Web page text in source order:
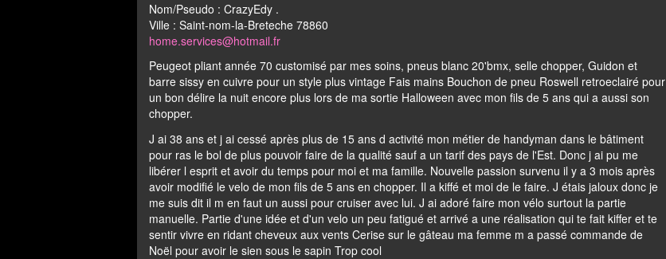
Nom/Pseudo : CrazyEdy .
Ville : Saint-nom-la-Breteche 78860
home.services@hotmail.fr
Peugeot pliant année 70 customisé par mes soins, pneus blanc 20'bmx, selle chopper, Guidon et
barre sissy en cuivre pour un style plus vintage Fais mains Bouchon de pneu Roswell retroeclairé pour
un bon délire la nuit encore plus lors de ma sortie Halloween avec mon fils de 5 ans qui a aussi son
chopper.
J ai 38 ans et j ai cessé après plus de 15 ans d activité mon métier de handyman dans le bâtiment
pour ras le bol de plus pouvoir faire de la qualité sauf a un tarif des pays de l'Est. Donc j ai pu me
libérer l esprit et avoir du temps pour moi et ma famille. Nouvelle passion survenu il y a 3 mois après
avoir modifié le velo de mon fils de 5 ans en chopper. Il a kiffé et moi de le faire. J étais jaloux donc je
me suis dit il m en faut un aussi pour cruiser avec lui. J ai adoré faire mon vélo surtout la partie
manuelle. Partie d'une idée et d'un velo un peu fatigué et arrivé a une réalisation qui te fait kiffer et te
sentir vivre en ridant cheveux aux vents Cerise sur le gâteau ma femme m a passé commande de
Noël pour avoir le sien sous le sapin Trop cool